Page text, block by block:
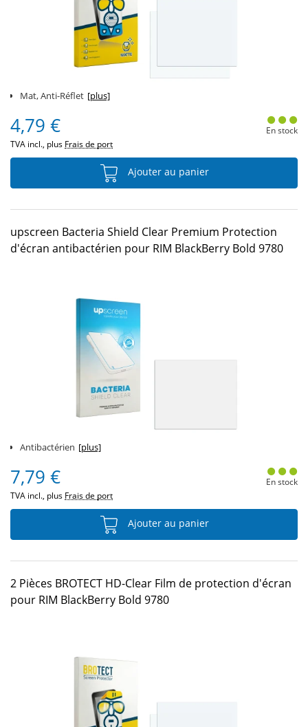
Mat, Anti-Réflet [plus]
4,79 €
TVA incl., plus Frais de port
En stock
Ajouter au panier
upscreen Bacteria Shield Clear Premium Protection
d'écran antibactérien pour RIM BlackBerry Bold 9780
Antibactérien [plus]
7,79 €
TVA incl., plus Frais de port
En stock
Ajouter au panier
2 Pièces BROTECT HD-Clear Film de protection d'écran
pour RIM BlackBerry Bold 9780